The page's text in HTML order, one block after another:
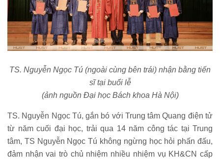
TS. Nguyễn Ngọc Tú (ngoài cùng bên trái) nhận bằng tiến
sĩ tại buổi lễ
(ảnh nguồn Đại học Bách khoa Hà Nội)
TS. Nguyễn Ngọc Tú, gắn bó với Trung tâm Quang điện tử
từ năm cuối đại học, trải qua 14 năm công tác tại Trung
tâm, TS Nguyễn Ngọc Tú không ngừng học hỏi phấn đấu,
đảm nhận vai trò chủ nhiệm nhiều nhiệm vụ KH&CN cấp